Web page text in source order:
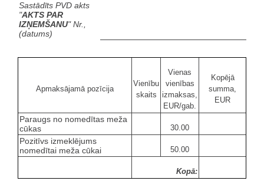
Sastādīts PVD akts
"AKTS PAR
IZŅEMŠANU" Nr.,
(datums)
Apmaksājamā pozīcija
Vienību
skaits
Vienas
vienības
izmaksas,
EUR/gab.
Kopējā
summa,
EUR
Paraugs no nomedītas meža
cūkas
30.00
Pozitīvs izmeklējums
nomedītai meža cūkai
50.00
Kopā: